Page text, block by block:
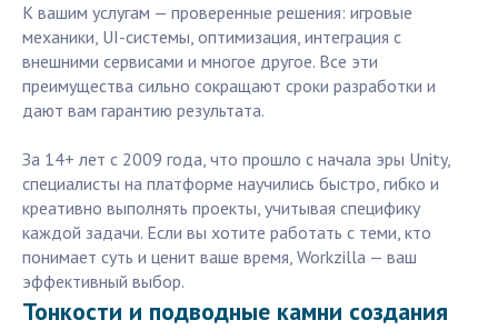
К вашим услугам — проверенные решения: игровые
механики, UI-системы, оптимизация, интеграция с
внешними сервисами и многое другое. Все эти
преимущества сильно сокращают сроки разработки и
дают вам гарантию результата.
За 14+ лет с 2009 года, что прошло с начала эры Unity,
специалисты на платформе научились быстро, гибко и
креативно выполнять проекты, учитывая специфику
каждой задачи. Если вы хотите работать с теми, кто
понимает суть и ценит ваше время, Workzilla — ваш
эффективный выбор.
Тонкости и подводные камни создания